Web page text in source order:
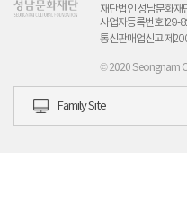
재단법인 성남문화재
사업자등록번호 129-
통신판매업신고 제
© 2020 Seongnam
Family Site